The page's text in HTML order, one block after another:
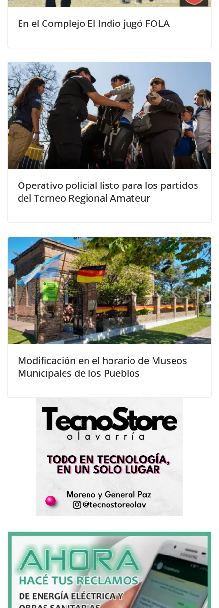
En el Complejo El Indio jugó FOLA
Operativo policial listo para los partidos
del Torneo Regional Amateur
Modificación en el horario de Museos
Municipales de los Pueblos